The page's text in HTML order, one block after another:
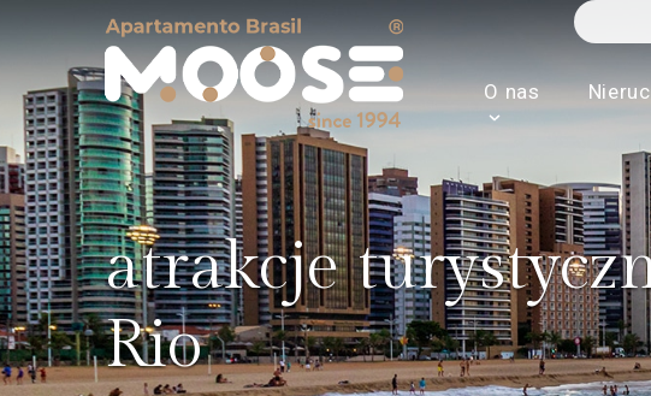
O nas
atrakcje
Rio